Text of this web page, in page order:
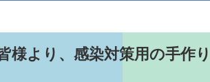
様より、感染対策用の手作